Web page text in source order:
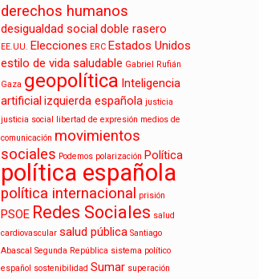
derechos humanos
desigualdad socialdoble rasero
EE.UU. Elecciones ERC Estados Unidos
estilo de vida saludable Gabriel Rufián
Gaza geopolítica Inteligencia
artificializquierda española justicia
justicia social libertad de expresión medios de
comunicación movimientos
sociales Podemos polarización Política
política española
política internacional prisión
PSOE Redes Sociales salud
cardiovascular salud pública Santiago
Abascal Segunda República sistema político
español sostenibilidad Sumar superación